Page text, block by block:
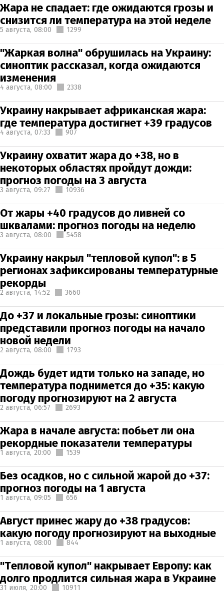
Жара не спадает: где ожидаются грозы и
снизится ли температура на этой неделе
5 августа, 08:00 1299
"Жаркая волна" обрушилась на Украину:
синоптик рассказал, когда ожидаются
изменения
4 августа, 08:00 2338
Украину накрывает африканская жара:
где температура достигнет +39 градусов
4 августа, 07:33 907
Украину охватит жара до +38, но в
некоторых областях пройдут дожди:
прогноз погоды на 3 августа
3 августа, 09:27 10936
От жары +40 градусов до ливней со
шквалами: прогноз погоды на неделю
3 августа, 08:00 5458
Украину накрыл "тепловой купол": в 5
регионах зафиксированы температурные
рекорды
2 августа, 14:52 3660
До +37 и локальные грозы: синоптики
представили прогноз погоды на начало
новой недели
2 августа, 08:00 1793
Дождь будет идти только на западе, но
температура поднимется до +35: какую
погоду прогнозируют на 2 августа
2 августа, 06:57 2693
Жара в начале августа: побьет ли она
рекордные показатели температуры
1 августа, 20:00 1539
Без осадков, но с сильной жарой до +37:
прогноз погоды на 1 августа
1 августа, 09:05 656
Август принес жару до +38 градусов:
какую погоду прогнозируют на выходные
1 августа, 08:00 844
"Тепловой купол" накрывает Европу: как
долго продлится сильная жара в Украине
31 июля, 20:00 10911